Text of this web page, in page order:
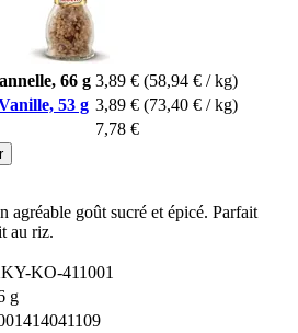
66 g 3,89 € (58,94 € / kg)
53 g 3,89 € (73,40 € / kg)
7,78 €
agréable goût sucré et épicé. Parfait
au riz.
KO-411001
g